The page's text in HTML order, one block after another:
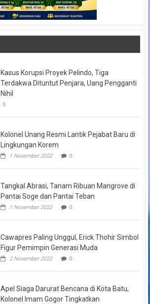
Kasus Korupsi Proyek Pelindo, Tiga
Terdakwa Dituntut Penjara, Uang Pengganti
Nihil
0
Kolonel Unang Resmi Lantik Pejabat Baru di
Lingkungan Korem
1 November 2022 0
Tangkal Abrasi, Tanam Ribuan Mangrove di
Pantai Soge dan Pantai Teban
1 November 2022 0
Cawapres Paling Unggul, Erick Thohir Simbol
Figur Pemimpin Generasi Muda
2 November 2022 0
Apel Siaga Darurat Bencana di Kota Batu,
Kolonel Imam Gogor Tingkatkan